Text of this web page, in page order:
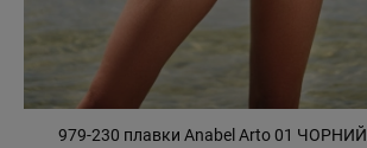
979-230 плавки Anabel Arto 01 ЧОРНИЙ